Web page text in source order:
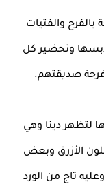
والفتيات
وتحضير كل
صديقتهم.
لتظهر دينا وهي
الأزرق وبعض
تاج من الورد